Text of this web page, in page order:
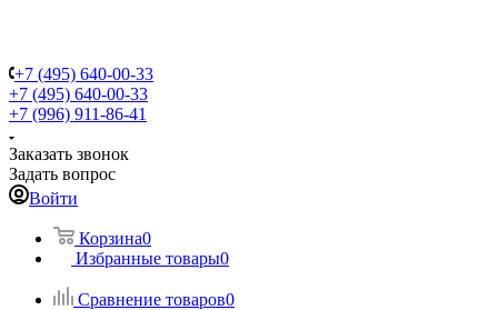
+7 (495) 640-00-33
+7 (495) 640-00-33
+7 (996) 911-86-41
Заказать звонок
Задать вопрос
Войти
Корзина0
Избранные товары0
Сравнение товаров0